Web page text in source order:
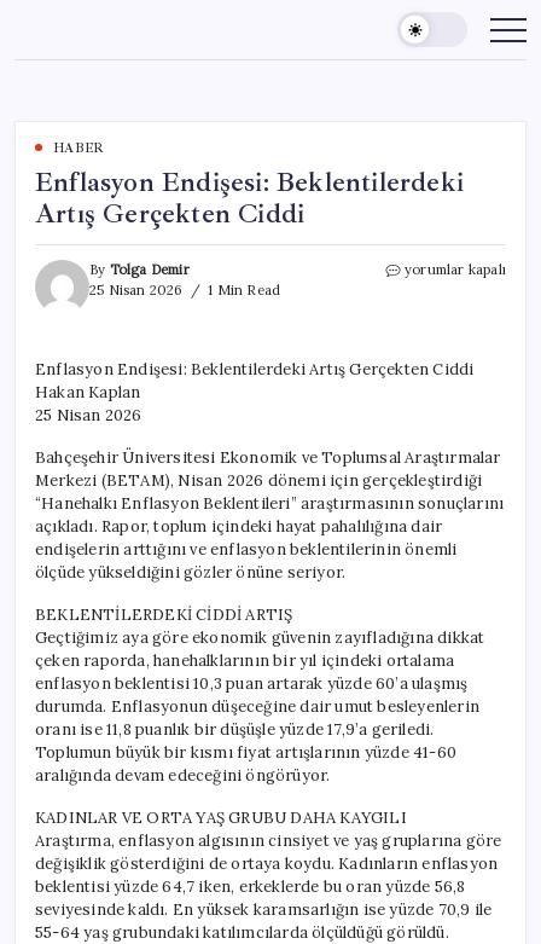
content
HABER
Enflasyon Endişesi: Beklentilerdeki
Artış Gerçekten Ciddi
By Tolga Demir
25 Nisan 2026
1 Min Read
Enflasyon
Ciddi
yorumlar kapalı
Enflasyon Endişesi: Beklentilerdeki Artış Gerçekten Ciddi
Hakan Kaplan
25 Nisan 2026
Bahçeşehir Üniversitesi Ekonomik ve Toplumsal Araştırmalar
Merkezi (BETAM), Nisan 2026 dönemi için gerçekleştirdiği
“Hanehalkı Enflasyon Beklentileri” araştırmasının sonuçlarını
açıkladı. Rapor, toplum içindeki hayat pahalılığına dair
endişelerin arttığını ve enflasyon beklentilerinin önemli
ölçüde yükseldiğini gözler önüne seriyor.
BEKLENTİLERDEKİ CİDDİ ARTIŞ
Geçtiğimiz aya göre ekonomik güvenin zayıfladığına dikkat
çeken raporda, hanehalklarının bir yıl içindeki ortalama
enflasyon beklentisi 10,3 puan artarak yüzde 60’a ulaşmış
durumda. Enflasyonun düşeceğine dair umut besleyenlerin
oranı ise 11,8 puanlık bir düşüşle yüzde 17,9’a geriledi.
Toplumun büyük bir kısmı fiyat artışlarının yüzde 41-60
aralığında devam edeceğini öngörüyor.
KADINLAR VE ORTA YAŞ GRUBU DAHA KAYGILI
Araştırma, enflasyon algısının cinsiyet ve yaş gruplarına göre
değişiklik gösterdiğini de ortaya koydu. Kadınların enflasyon
beklentisi yüzde 64,7 iken, erkeklerde bu oran yüzde 56,8
seviyesinde kaldı. En yüksek karamsarlığın ise yüzde 70,9 ile
55-64 yaş grubundaki katılımcılarda ölçüldüğü görüldü.